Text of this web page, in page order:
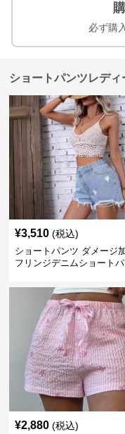
必ず購
ショートパンツレデ
¥3,510 (税込)
ショートパンツ ダメージ
フリンジデニムショート
¥2,880 (税込)